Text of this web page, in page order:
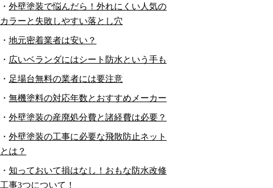
・ 外壁塗装で悩んだら！外れにくい人気の
カラーと失敗しやすい落とし穴
・ 地元密着業者は安い？
・ 広いベランダにはシート防水という手も
・ 足場台無料の業者には要注意
・ 無機塗料の対応年数とおすすめメーカー
・ 外壁塗装の産廃処分費と諸経費は必要？
・ 外壁塗装の工事に必要な飛散防止ネット
とは？
・ 知っておいて損はなし！おもな防水改修
工事3つについて！